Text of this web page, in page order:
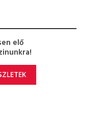
elő